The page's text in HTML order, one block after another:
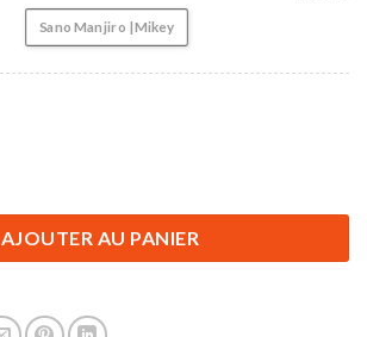
Sano Manjiro | Mikey
AJOUTER AU PANIER